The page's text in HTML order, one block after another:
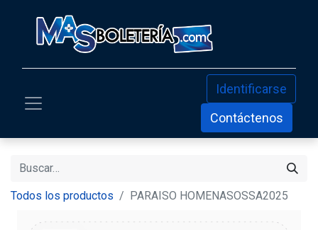
Identificarse
Contáctenos
Todos los productos PARAISO HOMENASOSSA2025